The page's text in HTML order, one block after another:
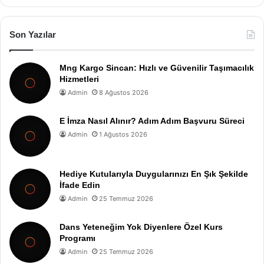
Son Yazılar
Mng Kargo Sincan: Hızlı ve Güvenilir Taşımacılık
Hizmetleri
Admin 8 Ağustos 2026
E İmza Nasıl Alınır? Adım Adım Başvuru Süreci
Admin 1 Ağustos 2026
Hediye Kutularıyla Duygularınızı En Şık Şekilde
İfade Edin
Admin 25 Temmuz 2026
Dans Yeteneğim Yok Diyenlere Özel Kurs
Programı
Admin 25 Temmuz 2026